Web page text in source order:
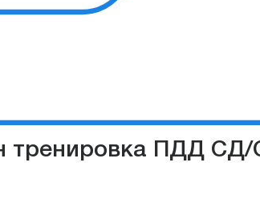
тренировка ПДД СД/